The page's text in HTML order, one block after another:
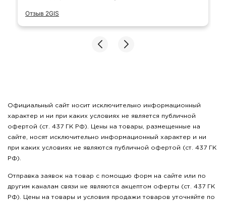
Отзыв 2GIS
Официальный сайт носит исключительно информационный
характер и ни при каких условиях не является публичной
офертой (ст. 437 ГК РФ). Цены на товары, размещенные на
сайте, носят исключительно информационный характер и ни
при каких условиях не являются публичной офертой (ст. 437 ГК
РФ).
Отправка заявок на товар с помощью форм на сайте или по
другим каналам связи не являются акцептом оферты (ст. 437 ГК
РФ). Цены на товары и условия продажи товаров уточняйте по